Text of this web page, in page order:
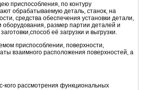
приспособления, по контуру
обрабатываемую деталь, станок, на
средства обеспечения установки детали,
оборудования, размер партии деталей и
её загрузки и выгрузки.
приспособлении, поверхности,
взаимного расположения поверхностей, а
кого рассмотрения функциональных